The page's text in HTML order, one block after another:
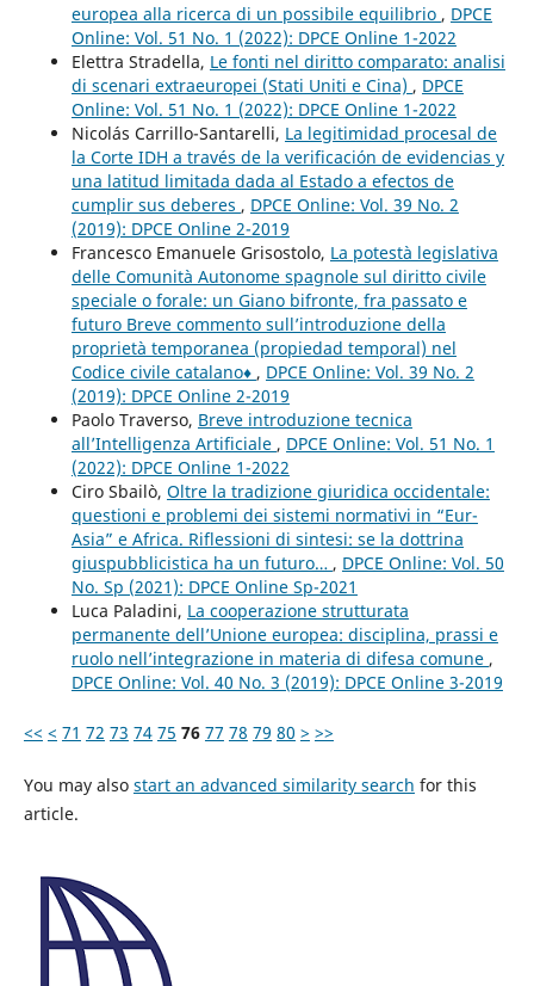
europea alla ricerca di un possibile equilibrio , DPCE
Online: Vol. 51 No. 1 (2022): DPCE Online 1-2022
Elettra Stradella, Le fonti nel diritto comparato: analisi
di scenari extraeuropei (Stati Uniti e Cina) , DPCE
Online: Vol. 51 No. 1 (2022): DPCE Online 1-2022
Nicolás Carrillo-Santarelli, La legitimidad procesal de
la Corte IDH a través de la verificación de evidencias y
una latitud limitada dada al Estado a efectos de
cumplir sus deberes , DPCE Online: Vol. 39 No. 2
(2019): DPCE Online 2-2019
Francesco Emanuele Grisostolo, La potestà legislativa
delle Comunità Autonome spagnole sul diritto civile
speciale o forale: un Giano bifronte, fra passato e
futuro Breve commento sull’introduzione della
proprietà temporanea (propiedad temporal) nel
Codice civile catalano♦ , DPCE Online: Vol. 39 No. 2
(2019): DPCE Online 2-2019
Paolo Traverso, Breve introduzione tecnica
all’Intelligenza Artificiale , DPCE Online: Vol. 51 No. 1
(2022): DPCE Online 1-2022
Ciro Sbailò, Oltre la tradizione giuridica occidentale:
questioni e problemi dei sistemi normativi in “Eur-
Asia” e Africa. Riflessioni di sintesi: se la dottrina
giuspubblicistica ha un futuro… , DPCE Online: Vol. 50
No. Sp (2021): DPCE Online Sp-2021
Luca Paladini, La cooperazione strutturata
permanente dell’Unione europea: disciplina, prassi e
ruolo nell’integrazione in materia di difesa comune ,
DPCE Online: Vol. 40 No. 3 (2019): DPCE Online 3-2019
<< < 71 72 73 74 75 76 77 78 79 80 > >>
You may also start an advanced similarity search for this
article.